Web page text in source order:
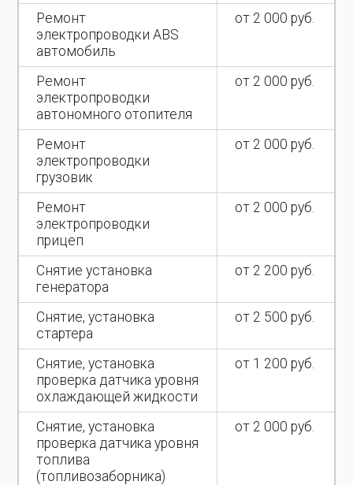
Ремонт
электропроводки ABS
автомобиль
от 2 000 руб.
Ремонт
электропроводки
автономного отопителя
от 2 000 руб.
Ремонт
электропроводки
грузовик
от 2 000 руб.
Ремонт
электропроводки
прицеп
от 2 000 руб.
Снятие установка
генератора
от 2 200 руб.
Снятие, установка
стартера
от 2 500 руб.
Снятие, установка
проверка датчика уровня
охлаждающей жидкости
от 1 200 руб.
Снятие, установка
проверка датчика уровня
топлива
(топливозаборника)
от 2 000 руб.